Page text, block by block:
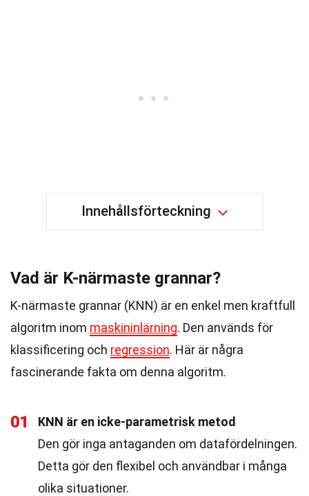
Innehållsförteckning
Vad är K-närmaste grannar?
K-närmaste grannar (KNN) är en enkel men kraftfull
algoritm inom maskininlärning. Den används för
klassificering och regression. Här är några
fascinerande fakta om denna algoritm.
01
KNN är en icke-parametrisk metod
Den gör inga antaganden om datafördelningen.
Detta gör den flexibel och användbar i många
olika situationer.